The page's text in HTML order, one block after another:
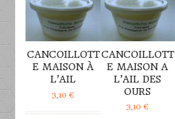
CANCOILLOTT
E MAISON À
L’AIL
3,10€
CANCOILLOTT
E MAISON A
L’AIL DES
OURS
3,10€